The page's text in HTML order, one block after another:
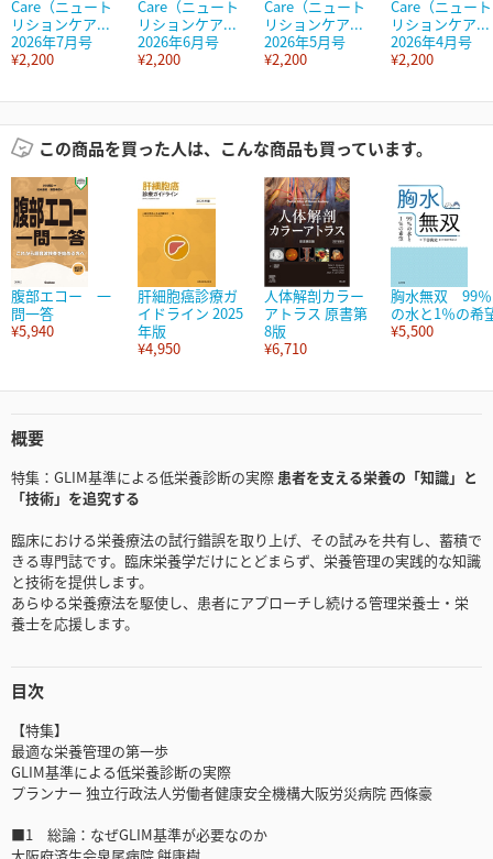
Care（ニュート
リションケア...
2026年7月号
¥2,200
Care（ニュート
リションケア...
2026年6月号
¥2,200
Care（ニュート
リションケア...
2026年5月号
¥2,200
Care（ニュート
リションケア...
2026年4月号
¥2,200
この商品を買った人は、こんな商品も買っています。
腹部エコー 一
問一答
¥5,940
肝細胞癌診療ガ
イドライン 2025
年版
¥4,950
人体解剖カラー
アトラス 原書第
8版
¥6,710
胸水無双 99％
の水と1％の希
¥5,500
概要
特集：GLIM基準による低栄養診断の実際 患者を支える栄養の「知識」と
「技術」を追究する
臨床における栄養療法の試行錯誤を取り上げ、その試みを共有し、蓄積で
きる専門誌です。臨床栄養学だけにとどまらず、栄養管理の実践的な知識
と技術を提供します。
あらゆる栄養療法を駆使し、患者にアプローチし続ける管理栄養士・栄
養士を応援します。
目次
【特集】
最適な栄養管理の第一歩
GLIM基準による低栄養診断の実際
プランナー 独立行政法人労働者健康安全機構大阪労災病院 西條豪
■1 総論：なぜGLIM基準が必要なのか